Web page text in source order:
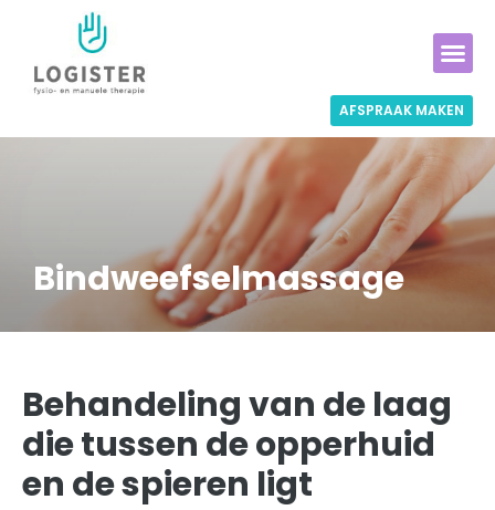
AFSPRAAK MAKEN
Bindweefselmassage
Behandeling van de laag
die tussen de opperhuid
en de spieren ligt